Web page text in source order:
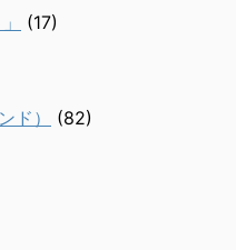
(17)
ド）
(82)